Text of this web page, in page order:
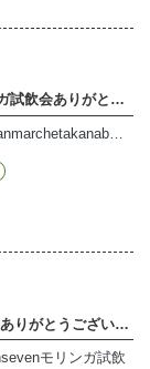
12/9(SAT)～10(SUN)モリンガ試飲会ありがとうございました
12/8（FRI）モリンガ試飲会ありがとうございました
モリンガ試飲